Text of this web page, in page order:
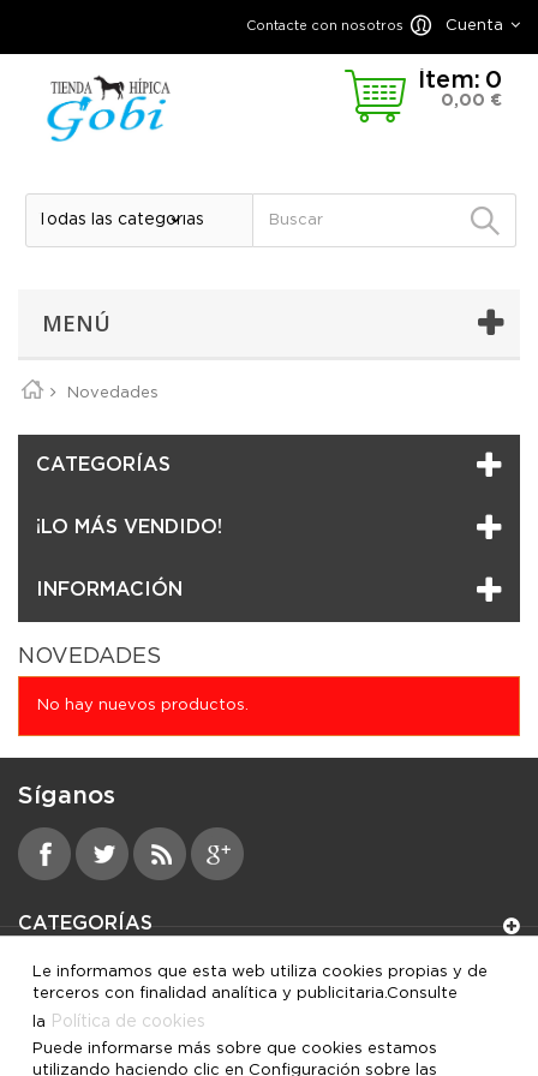
Cuenta
Contacte con nosotros
Ítem: 0
0,00 €
MENÚ
Novedades
CATEGORÍAS
¡LO MÁS VENDIDO!
INFORMACIÓN
NOVEDADES
No hay nuevos productos.
Síganos
CATEGORÍAS
INFORMACIÓN
MI CUENTA
Le informamos que esta web utiliza cookies propias y de
terceros con finalidad analítica y publicitaria.Consulte
la Política de cookies
Puede informarse más sobre que cookies estamos
utilizando haciendo clic en Configuración sobre las